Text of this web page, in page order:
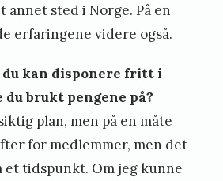
sted i Norge. På en
erfaringene videre også.
kan disponere fritt i
brukt pengene på?
plan, men på en måte
for medlemmer, men det
et tidspunkt. Om jeg kunne